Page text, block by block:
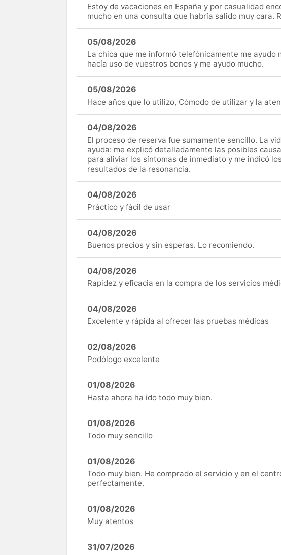
Estoy de vacaciones en España y por casualidad
mucho en una consulta que habría salido muy cara.
05/08/2026
La chica que me informó telefónicamente me ayudo
hacía uso de vuestros bonos y me ayudo mucho.
05/08/2026
Hace años que lo utilizo, Cómodo de utilizar y la
04/08/2026
El proceso de reserva fue sumamente sencillo. La
ayuda: me explicó detalladamente las posibles
para aliviar los síntomas de inmediato y me indicó
resultados de la resonancia.
04/08/2026
Práctico y fácil de usar
04/08/2026
Buenos precios y sin esperas. Lo recomiendo.
04/08/2026
Rapidez y eficacia en la compra de los servicios
04/08/2026
Excelente y rápida al ofrecer las pruebas médicas
02/08/2026
Podólogo excelente
01/08/2026
Hasta ahora ha ido todo muy bien.
01/08/2026
Todo muy sencillo
01/08/2026
Todo muy bien. He comprado el servicio y en el
perfectamente.
01/08/2026
Muy atentos
31/07/2026